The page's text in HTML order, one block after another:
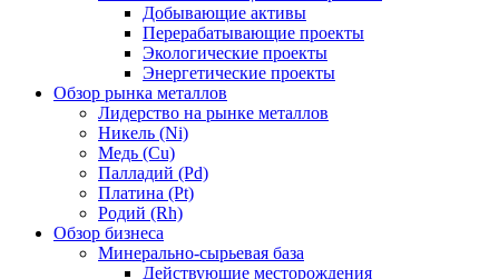
Добывающие активы
Перерабатывающие проекты
Экологические проекты
Энергетические проекты
Обзор рынка металлов
Лидерство на рынке металлов
Никель (Ni)
Медь (Cu)
Палладий (Pd)
Платина (Pt)
Родий (Rh)
Обзор бизнеса
Минерально-сырьевая база
Действующие месторождения